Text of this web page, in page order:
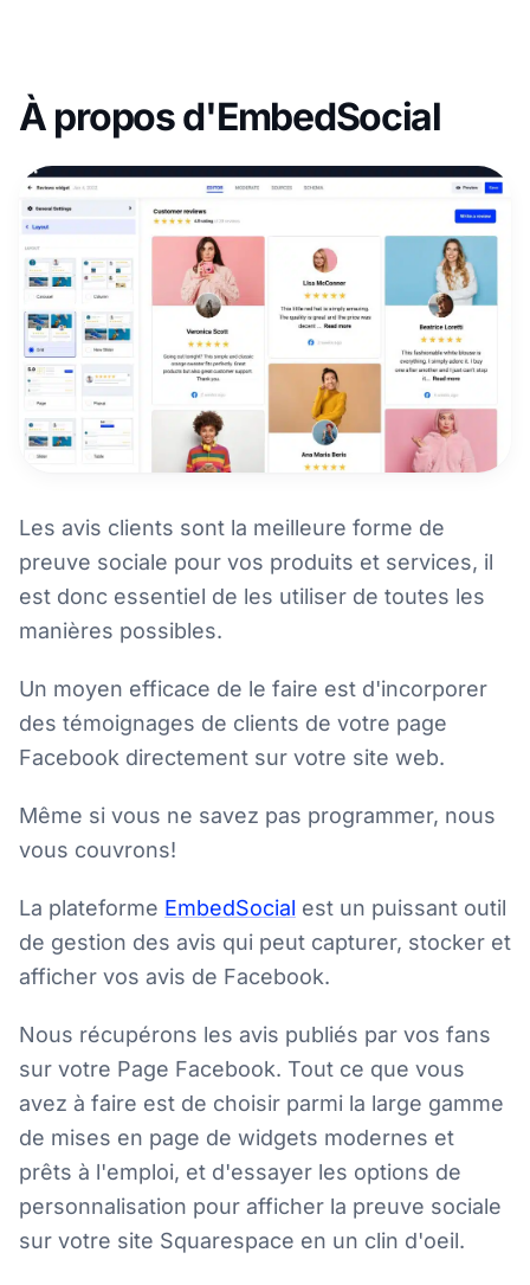
À propos d'EmbedSocial
Les avis clients sont la meilleure forme de
preuve sociale pour vos produits et services, il
est donc essentiel de les utiliser de toutes les
manières possibles.
Un moyen efficace de le faire est d'incorporer
des témoignages de clients de votre page
Facebook directement sur votre site web.
Même si vous ne savez pas programmer, nous
vous couvrons!
La plateforme EmbedSocial est un puissant outil
de gestion des avis qui peut capturer, stocker et
afficher vos avis de Facebook.
Nous récupérons les avis publiés par vos fans
sur votre Page Facebook. Tout ce que vous
avez à faire est de choisir parmi la large gamme
de mises en page de widgets modernes et
prêts à l'emploi, et d'essayer les options de
personnalisation pour afficher la preuve sociale
sur votre site Squarespace en un clin d'oeil.